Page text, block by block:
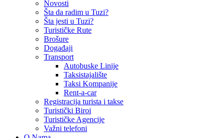
Novosti
Šta da radim u Tuzi?
Šta jesti u Tuzi?
Turističke Rute
Brošure
Događaji
Transport
Autobuske Linije
Taksistajalište
Taksi Kompanije
Rent-a-car
Registracija turista i takse
Turistički Biroi
Turističke Agencije
Važni telefoni